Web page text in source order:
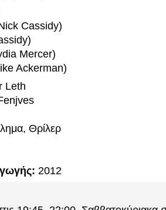
Cassidy)
Mercer)
Ackerman)
Leth
Θρίλερ
2012